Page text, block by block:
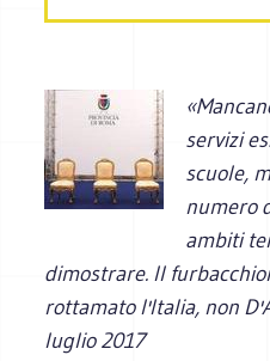
servizi
scuole,
numero
ambiti
dimostrare. Il
rottamato l'Italia, non
luglio 2017